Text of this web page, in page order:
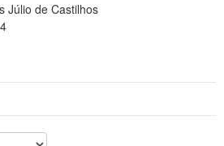
Júlio de Castilhos